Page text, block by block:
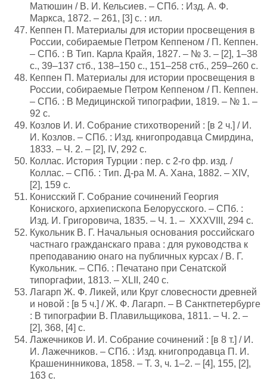
Матюшин / В. И. Кельсиев. – СПб. : Изд. А. Ф.
Маркса, 1872. – 261, [3] с. : ил.
Кеппен П. Материалы для истории просвещения в
России, собираемые Петром Кеппеном / П. Кеппен.
– СПб. : В Тип. Карла Крайя, 1827. – № 3. – [2], 1–38
с., 39–137 стб., 138–150 с., 151–258 стб., 259–260 с.
Кеппен П. Материалы для истории просвещения в
России, собираемые Петром Кеппеном / П. Кеппен.
– СПб. : В Медицинской типографии, 1819. – № 1. –
92 с.
Козлов И. И. Собрание стихотворений : [в 2 ч.] / И.
И. Козлов. – СПб. : Изд. книгопродавца Смирдина,
1833. – Ч. 2. – [2], IV, 292 с.
Коллас. История Турции : пер. с 2-го фр. изд. /
Коллас. – СПб. : Тип. Д-ра М. А. Хана, 1882. – XIV,
[2], 159 с.
Конисский Г. Собрание сочинений Георгия
Кониского, архиепископа Белорусского. – СПб. :
Изд. И. Григоровича, 1835. – Ч. 1. – XXXVIII, 294 с.
Кукольник В. Г. Начальныя основания российскаго
частнаго гражданскаго права : для руководства к
преподаванию онаго на публичных курсах / В. Г.
Кукольник. – СПб. : Печатано при Сенатской
типоргафии, 1813. – XLII, 240 с.
Лагарп Ж. Ф. Ликей, или Круг словесности древней
и новой : [в 5 ч.] / Ж. Ф. Лагарп. – В Санктпетербурге
: В типографии В. Плавильщикова, 1811. – Ч. 2. –
[2], 368, [4] с.
Лажечников И. И. Собрание сочинений : [в 8 т.] / И.
И. Лажечников. – СПб. : Изд. книгопродавца П. И.
Крашенинникова, 1858. – Т. 3, ч. 1–2. – [4], 155, [2],
163 с.